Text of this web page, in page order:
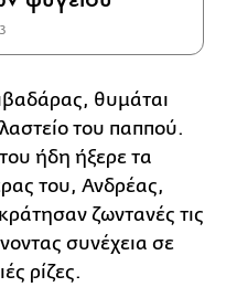
θυμάται
του παππού.
ήδη ήξερε τα
του, Ανδρέας,
ζωντανές τις
συνέχεια σε
ρίζες.